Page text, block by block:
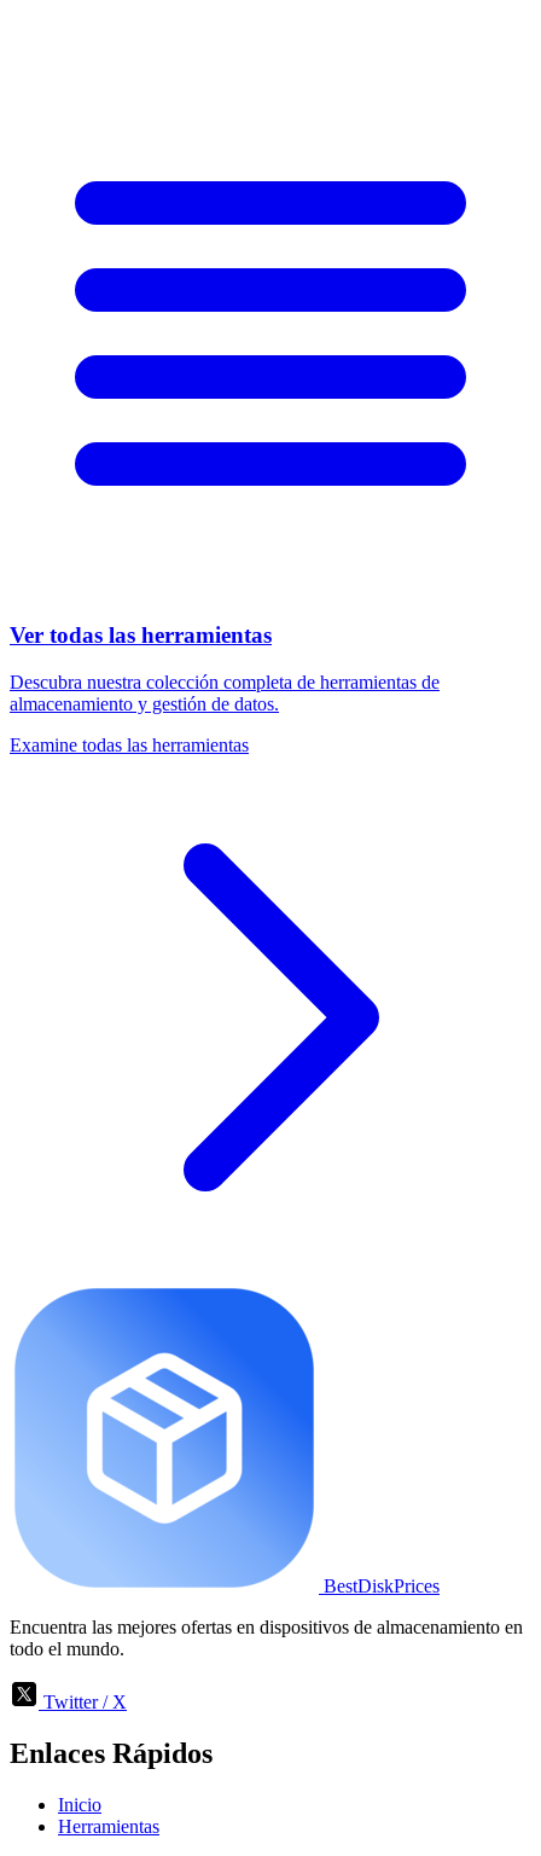
Ver todas las herramientas
Descubra nuestra colección completa de herramientas de
almacenamiento y gestión de datos.
Examine todas las herramientas
BestDiskPrices
Encuentra las mejores ofertas en dispositivos de almacenamiento en
todo el mundo.
Twitter / X
Enlaces Rápidos
Inicio
Herramientas